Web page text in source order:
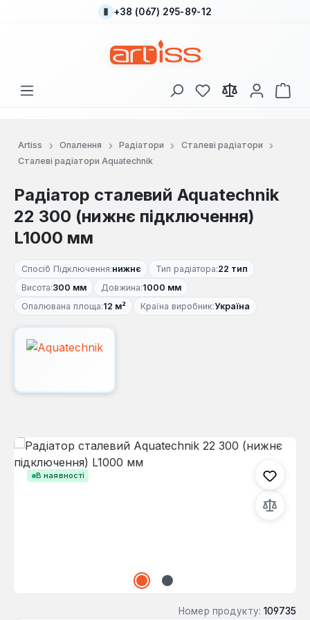
Перейти до основного вмісту
+38 (067) 295-89-12
У вас є 0 у списку
Artiss Опалення Радіатори
Сталеві радіатори
Сталеві радіатори Aquatechnik
Радіатор сталевий Aquatechnik
22 300 (нижнє підключення)
L1000 мм
Спосіб Підключення:нижнє Тип радіатора:22 тип
Висота:300 мм Довжина:1000 мм
Опалювана площа:12 м² Країна виробник:Україна
В наявності
Пропустити галерею зображень
Номер продукту: 109735